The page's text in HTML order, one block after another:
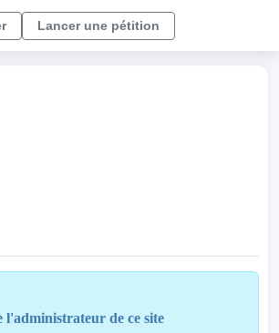
Lancer une pétition
l'administrateur de ce site